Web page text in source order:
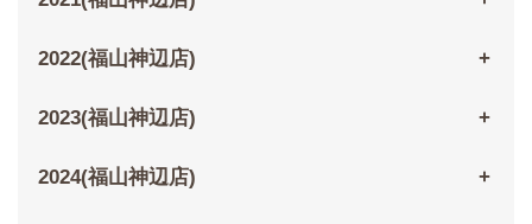
2022(福山神辺店)
2023(福山神辺店)
2024(福山神辺店)